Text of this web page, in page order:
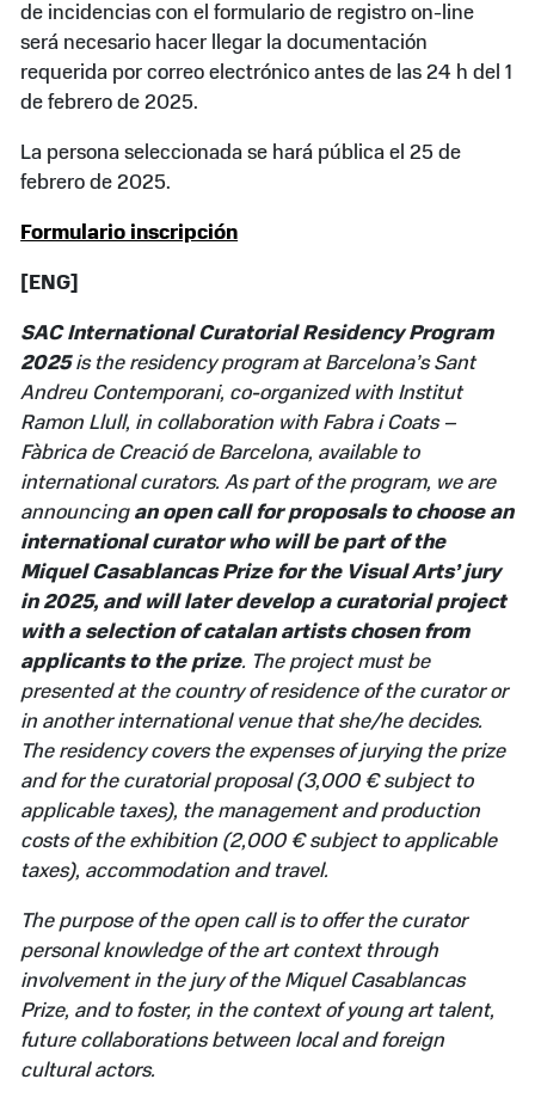
de incidencias con el formulario de registro on-line
será necesario hacer llegar la documentación
requerida por correo electrónico antes de las 24 h del 1
de febrero de 2025.
La persona seleccionada se hará pública el 25 de
febrero de 2025.
Formulario inscripción
[ENG]
SAC International Curatorial Residency Program
2025is the residency program at Barcelona’s Sant
Andreu Contemporani, co-organized with Institut
Ramon Llull, in collaboration with Fabra i Coats –
Fàbrica de Creació de Barcelona, available to
international curators. As part of the program, we are
announcing an open call for proposals to choose an
international curator who will be part of the
Miquel Casablancas Prize for the Visual Arts’ jury
in 2025, and will later develop a curatorial project
with a selection of catalan artists chosen from
applicants to the prize. The project must be
presented at the country of residence of the curator or
in another international venue that she/he decides.
The residency covers the expenses of jurying the prize
and for the curatorial proposal (3,000 € subject to
applicable taxes), the management and production
costs of the exhibition (2,000 € subject to applicable
taxes), accommodation and travel.
The purpose of the open call is to offer the curator
personal knowledge of the art context through
involvement in the jury of the Miquel Casablancas
Prize, and to foster, in the context of young art talent,
future collaborations between local and foreign
cultural actors.